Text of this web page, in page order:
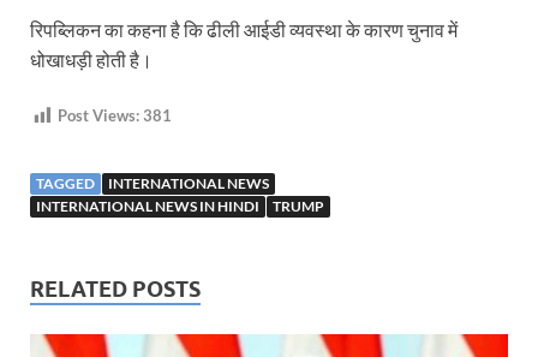
रिपब्लिकन का कहना है कि ढीली आईडी व्यवस्था के कारण चुनाव में
धोखाधड़ी होती है।
Post Views:381
TAGGED
INTERNATIONAL NEWS
INTERNATIONAL NEWS IN HINDI
TRUMP
RELATED POSTS